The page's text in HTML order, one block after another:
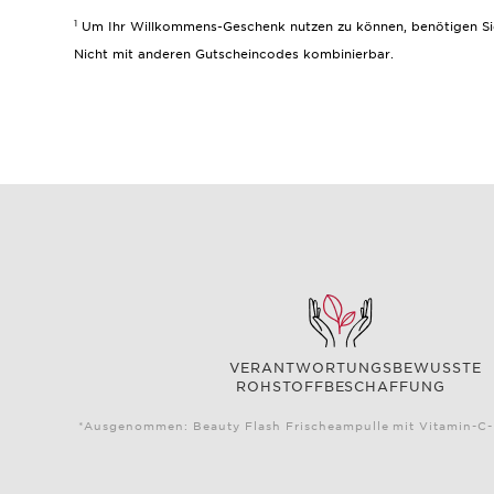
1 Um Ihr Willkommens-Geschenk nutzen zu können,
Nicht mit anderen Gutscheincodes kombinierbar.
VERANTWORTUNGSBEWUSSTE
ROHSTOFFBESCHAFFUNG
*Ausgenommen: Beauty Flash Frischeampulle mit